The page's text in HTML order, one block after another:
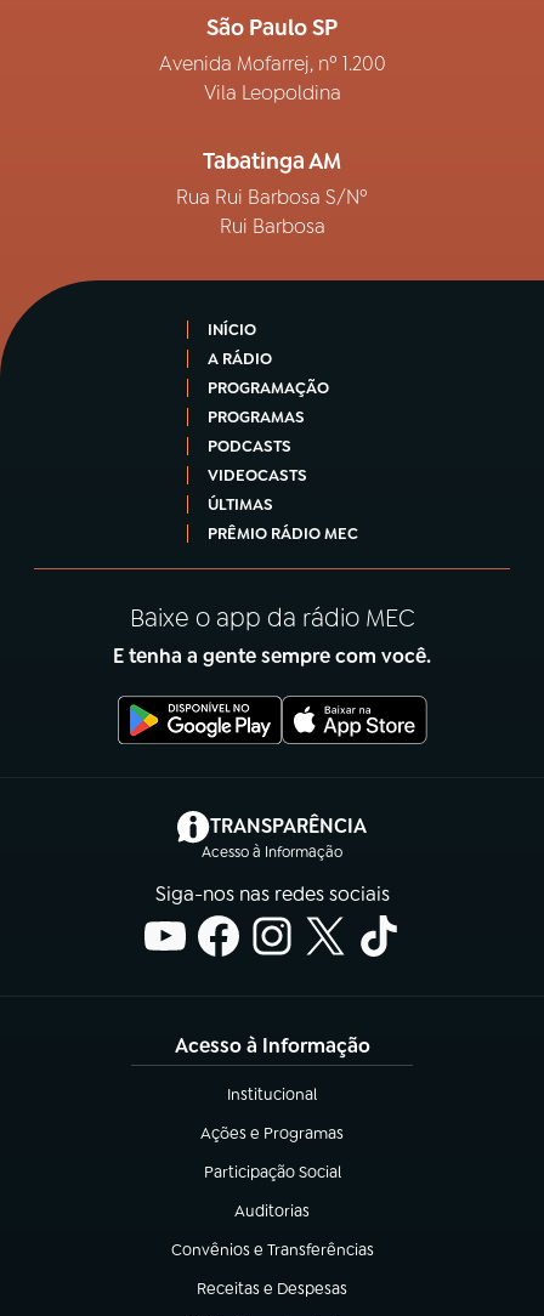
São Paulo SP
Avenida Mofarrej, nº 1.200
Vila Leopoldina
Tabatinga AM
Rua Rui Barbosa S/Nº
Rui Barbosa
INÍCIO
A RÁDIO
PROGRAMAÇÃO
PROGRAMAS
PODCASTS
VIDEOCASTS
ÚLTIMAS
PRÊMIO RÁDIO MEC
Baixe o app da rádio MEC
E tenha a gente sempre com você.
TRANSPARÊNCIA
Acesso à Informação
(abre em nova aba)
Siga-nos nas redes sociais
Acesso à Informação
Institucional
(abre em nova aba)
Ações e Programas
(abre em nova aba)
Participação Social
(abre em nova aba)
Auditorias
(abre em nova aba)
Convênios e Transferências
(abre em nova aba)
Receitas e Despesas
(abre em nova aba)